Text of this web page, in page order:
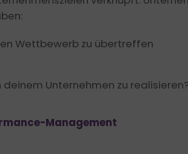
Wettbewerb zu übertreffen
Unternehmen zu
Management